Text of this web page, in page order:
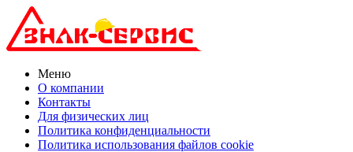
Меню
О компании
Контакты
Для физических лиц
Политика конфиденциальности
Политика использования файлов cookie